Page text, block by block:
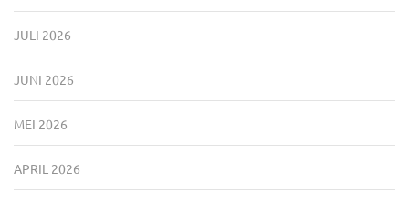
JULI 2026
JUNI 2026
MEI 2026
APRIL 2026